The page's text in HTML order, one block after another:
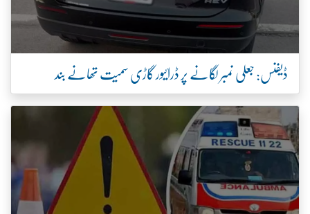
ڈیفنس: جعلی نمبر لگانے پر ڈرائیور گاڑی سمیت تھانے بند